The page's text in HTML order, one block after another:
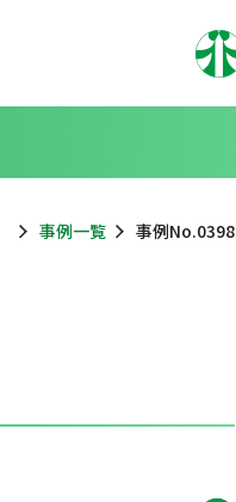
事例一覧 事例No.0398